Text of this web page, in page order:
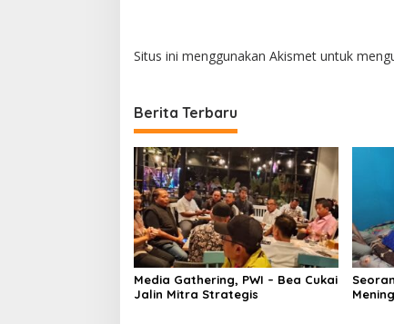
Situs ini menggunakan Akismet untuk
Berita Terbaru
Media Gathering, PWI – Bea Cukai
Jalin Mitra Strategis